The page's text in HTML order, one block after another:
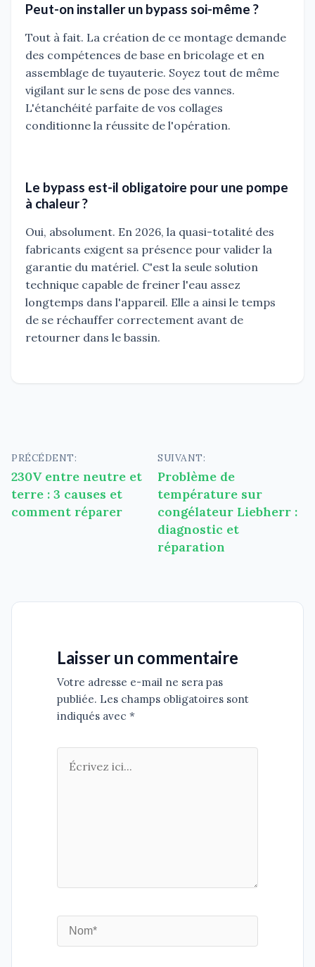
Peut-on installer un bypass soi-même ?
Tout à fait. La création de ce montage demande
des compétences de base en bricolage et en
assemblage de tuyauterie. Soyez tout de même
vigilant sur le sens de pose des vannes.
L'étanchéité parfaite de vos collages
conditionne la réussite de l'opération.
Le bypass est-il obligatoire pour une pompe
à chaleur ?
Oui, absolument. En 2026, la quasi-totalité des
fabricants exigent sa présence pour valider la
garantie du matériel. C'est la seule solution
technique capable de freiner l'eau assez
longtemps dans l'appareil. Elle a ainsi le temps
de se réchauffer correctement avant de
retourner dans le bassin.
Navigation
de
l’article
PRÉCÉDENT:
230V entre neutre et
terre : 3 causes et
comment réparer
SUIVANT:
Problème de
température sur
congélateur Liebherr :
diagnostic et
réparation
Laisser un commentaire
Votre adresse e-mail ne sera pas
publiée. Les champs obligatoires sont
indiqués avec *